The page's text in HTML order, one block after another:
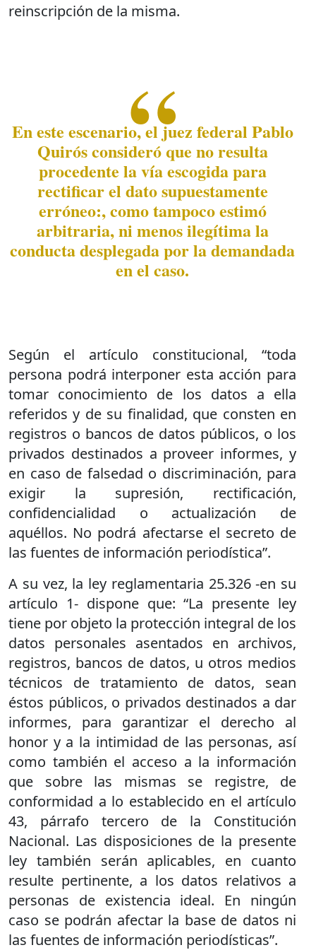
reinscripción de la misma.
En este escenario, el juez federal Pablo
Quirós consideró que no resulta
procedente la vía escogida para
rectificar el dato supuestamente
erróneo:, como tampoco estimó
arbitraria, ni menos ilegítima la
conducta desplegada por la demandada
en el caso.
Según el artículo constitucional, “toda
persona podrá interponer esta acción para
tomar conocimiento de los datos a ella
referidos y de su finalidad, que consten en
registros o bancos de datos públicos, o los
privados destinados a proveer informes, y
en caso de falsedad o discriminación, para
exigir la supresión, rectificación,
confidencialidad o actualización de
aquéllos. No podrá afectarse el secreto de
las fuentes de información periodística”.
A su vez, la ley reglamentaria 25.326 -en su
artículo 1- dispone que: “La presente ley
tiene por objeto la protección integral de los
datos personales asentados en archivos,
registros, bancos de datos, u otros medios
técnicos de tratamiento de datos, sean
éstos públicos, o privados destinados a dar
informes, para garantizar el derecho al
honor y a la intimidad de las personas, así
como también el acceso a la información
que sobre las mismas se registre, de
conformidad a lo establecido en el artículo
43, párrafo tercero de la Constitución
Nacional. Las disposiciones de la presente
ley también serán aplicables, en cuanto
resulte pertinente, a los datos relativos a
personas de existencia ideal. En ningún
caso se podrán afectar la base de datos ni
las fuentes de información periodísticas”.